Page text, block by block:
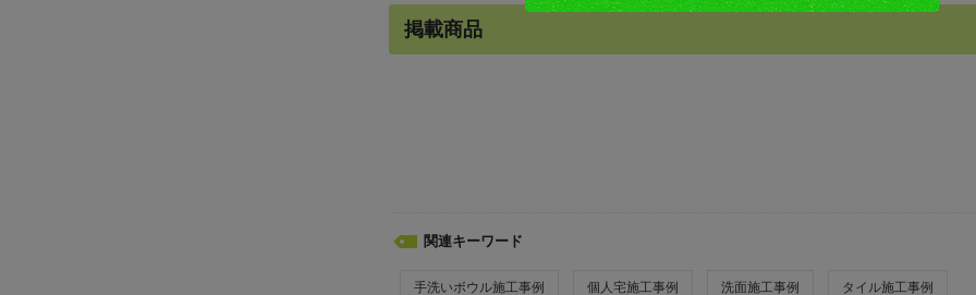
掲載商品
関連キーワード
手洗いボウル施工事例 個人宅施工事例 洗面施工事例 タイル施工事例